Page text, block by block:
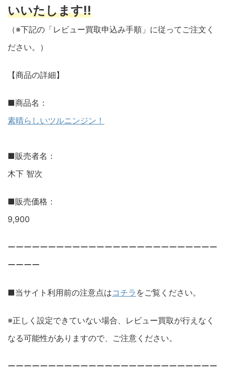
いいたします!!
（※下記の「レビュー買取申込み手順」に従ってご注文く
ださい。）
【商品の詳細】
■商品名：
素晴らしいツルニンジン！
■販売者名：
木下 智次
■販売価格：
9,900
ーーーーーーーーーーーーーーーーーーーーーーーーーー
ーーーー
■当サイト利用前の注意点はコチラ をご覧ください。
※正しく設定できていない場合、レビュー買取が行えなく
なる可能性がありますので、ご注意ください。
ーーーーーーーーーーーーーーーーーーーーーーーーーー